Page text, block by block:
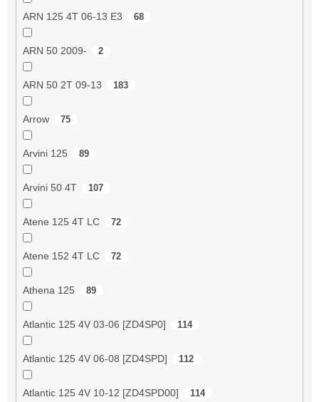
ARN 125 4T 06-13 E3 68
ARN 50 2009- 2
ARN 50 2T 09-13 183
Arrow 75
Arvini 125 89
Arvini 50 4T 107
Atene 125 4T LC 72
Atene 152 4T LC 72
Athena 125 89
Atlantic 125 4V 03-06 [ZD4SP0] 114
Atlantic 125 4V 06-08 [ZD4SPD] 112
Atlantic 125 4V 10-12 [ZD4SPD00] 114